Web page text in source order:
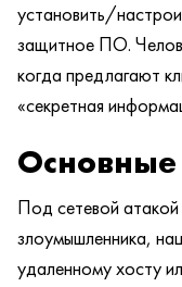
установить/
защитное ПО.
когда предлагают
«секретная
Под сетевой
злоумышленника,
удаленному хосту